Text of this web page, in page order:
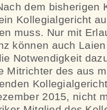
dem bisherigen
Kollegialgericht
muss. Nur mit
können auch
Notwendigkeit
Mitrichter des aus
2015, nicht